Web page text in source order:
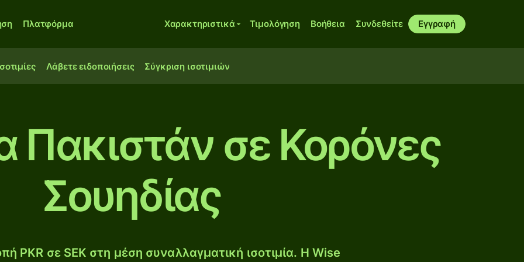
Πλατφόρμα Χαρακτηριστικά Τιμολόγηση Βοήθεια Συνδεθείτε Εγγραφή
Λάβετε ειδοποιήσεις Σύγκριση ισοτιμιών
Πακιστάν σε Κορόνες
Σουηδίας
PKR σε SEK στη μέση συναλλαγματική ισοτιμία. Η Wise